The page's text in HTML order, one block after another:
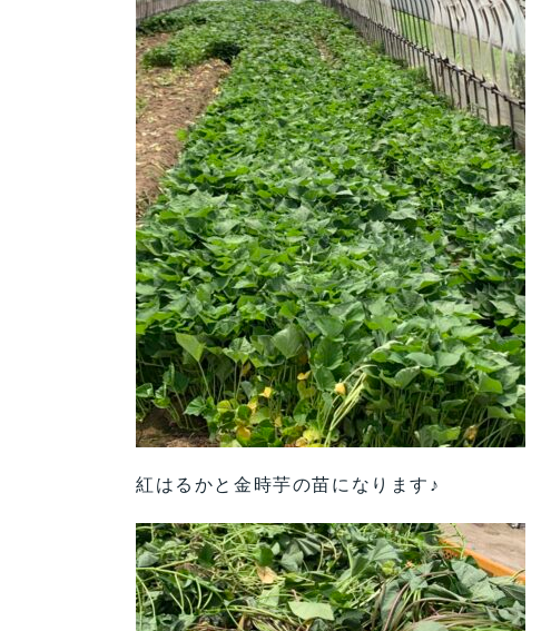
紅はるかと金時芋の苗になります♪